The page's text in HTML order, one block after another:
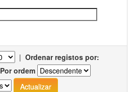
| Ordenar registos por:
Por ordem